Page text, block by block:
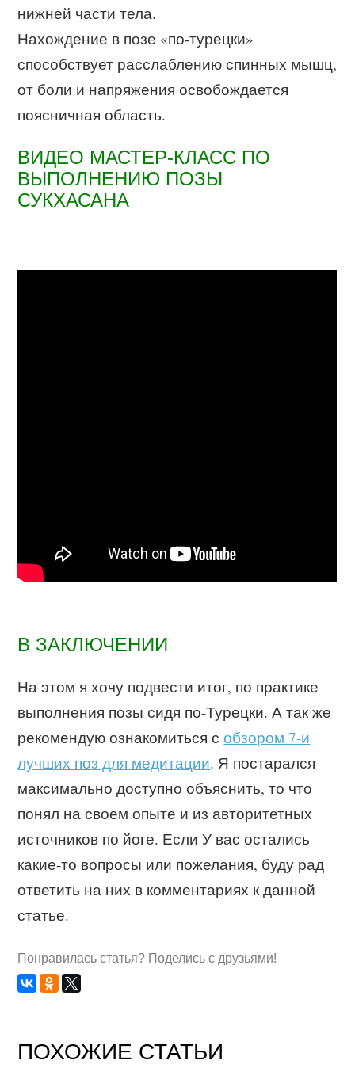
нижней части тела.
Нахождение в позе «по-турецки»
способствует расслаблению спинных мышц,
от боли и напряжения освобождается
поясничная область.
ВИДЕО МАСТЕР-КЛАСС ПО
ВЫПОЛНЕНИЮ ПОЗЫ
СУКХАСАНА
В ЗАКЛЮЧЕНИИ
На этом я хочу подвести итог, по практике
выполнения позы сидя по-Турецки. А так же
рекомендую ознакомиться собзором 7-и
лучших поз для медитации. Я постарался
максимально доступно объяснить, то что
понял на своем опыте и из авторитетных
источников по йоге. Если У вас остались
какие-то вопросы или пожелания, буду рад
ответить на них в комментариях к данной
статье.
Понравилась статья? Поделись с друзьями!
ПОХОЖИЕ СТАТЬИ